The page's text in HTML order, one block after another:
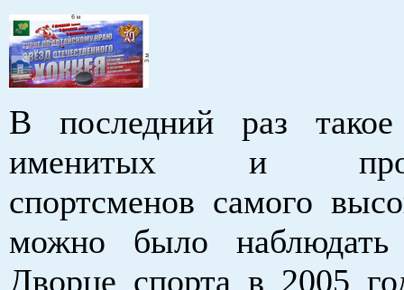
В последний раз такое
именитых и
спортсменов самого
можно было
Дворце спорта в 2005